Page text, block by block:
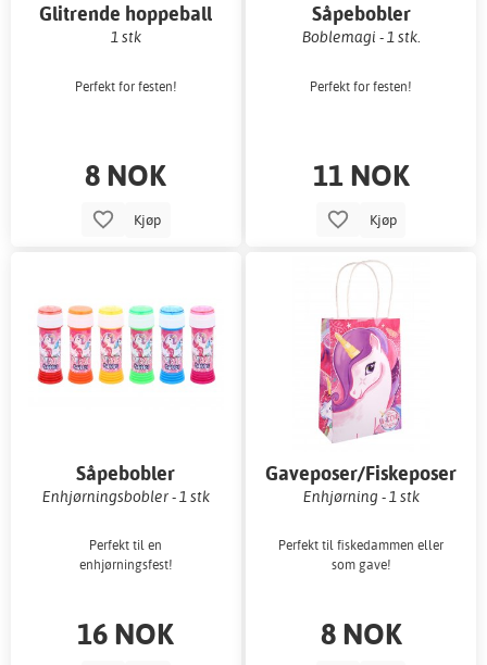
Glitrende hoppeball
1 stk
Perfekt for festen!
8 NOK
Kjøp
Såpebobler
Boblemagi - 1 stk.
Perfekt for festen!
11 NOK
Kjøp
Såpebobler
Enhjørningsbobler - 1 stk
Perfekt til en
enhjørningsfest!
16 NOK
Gaveposer/Fiskeposer
Enhjørning - 1 stk
Perfekt til fiskedammen eller
som gave!
8 NOK